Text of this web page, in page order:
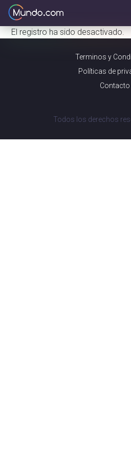
El registro ha sido desactivado.
Terminos y
Políticas de
Contacto
Todos los derechos